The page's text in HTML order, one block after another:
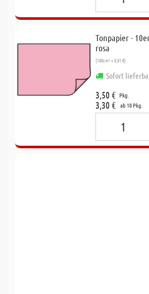
Tonpapier -
rosa
(100cm² = 0,01 €)
Sofort
3,50 € Pkg.
3,30 € ab 10 Pkg.